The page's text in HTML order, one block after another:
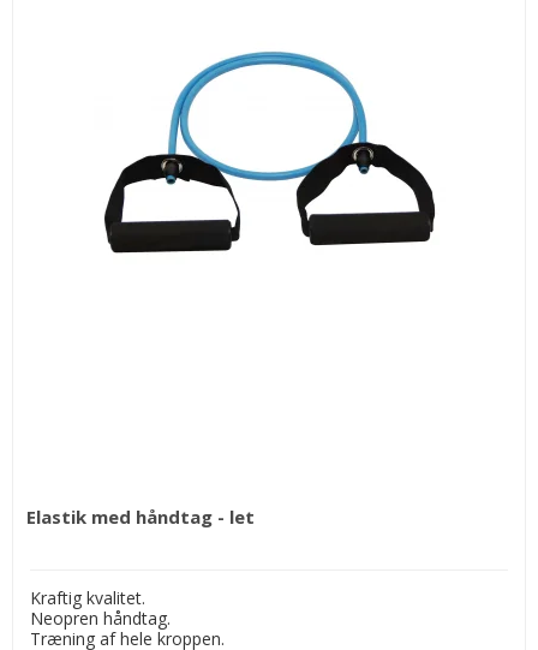
Hvorfor vælge exetubes?
Træn hvor som helst:
Letvægt og nem at tage med –
perfekt til hjemmet, kontoret eller ferien.
Skånsom styrketræning:Ideel til både begyndere og til
genoptræning.
Effektiv muskeltræning:
Øvelser med modstand styrker
Medium modstand(Grøn): Til almindelig styrketræning
intensitet
Elastik med håndtag - let
Kraftig kvalitet.
Neopren håndtag.
Træning af hele kroppen.